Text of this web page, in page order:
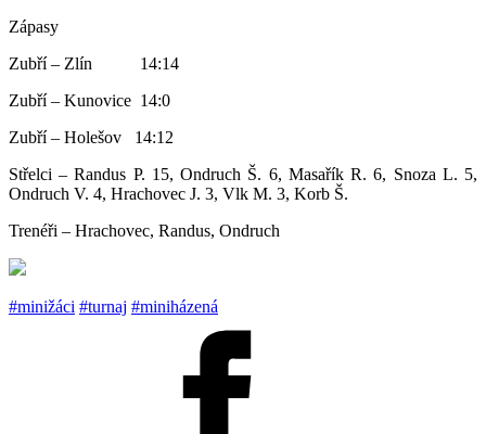
Zápasy
Zubří – Zlín 14:14
Zubří – Kunovice 14:0
Zubří – Holešov 14:12
Střelci – Randus P. 15, Ondruch Š. 6, Masařík R. 6, Snoza L. 5,
Ondruch V. 4, Hrachovec J. 3, Vlk M. 3, Korb Š.
Trenéři – Hrachovec, Randus, Ondruch
#minižáci #turnaj #miniházená